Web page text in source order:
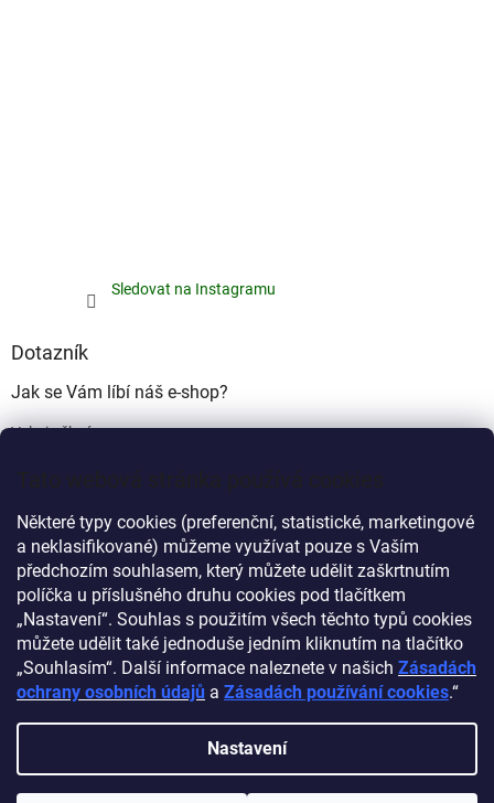
Tato webová stránka používá cookies
Některé typy cookies (preferenční, statistické, marketingové
a neklasifikované) můžeme využívat pouze s Vaším
předchozím souhlasem, který můžete udělit zaškrtnutím
políčka u příslušného druhu cookies pod tlačítkem
„Nastavení“. Souhlas s použitím všech těchto typů cookies
můžete udělit také jednoduše jedním kliknutím na tlačítko
„Souhlasím“. Další informace naleznete v našich Zásadách
ochrany osobních údajů a Zásadách používání cookies.“
Nastavení
Sledovat na Instagramu
Dotazník
Jak se Vám líbí náš e-shop?
Velmi pěkný
Ujde to
Nelíbí se mi
Počet hlasů:340
Myprovas.cz Obchodnawebu.cz
Vytvořil Shoptet